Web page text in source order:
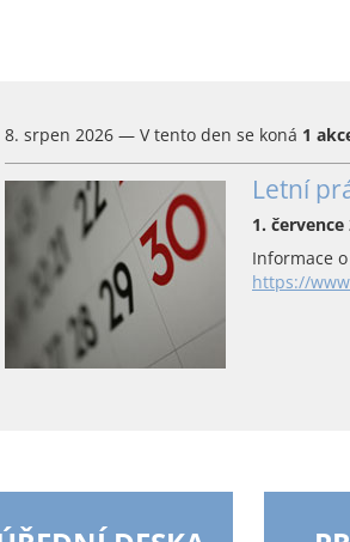
8. srpen 2026 — V tento den se koná 1
Letní
1. července
Informace
https://